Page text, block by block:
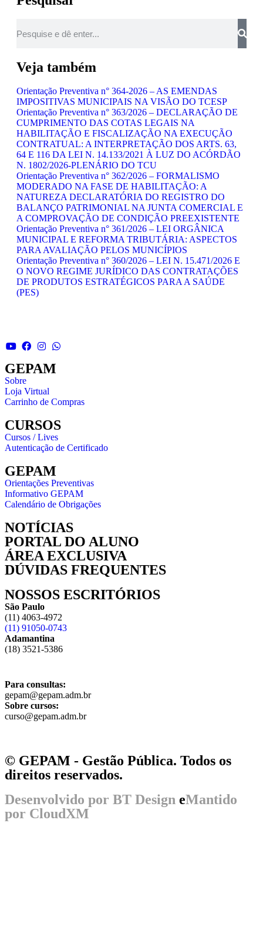
Veja também
Orientação Preventiva n° 364-2026 – AS EMENDAS
IMPOSITIVAS MUNICIPAIS NA VISÃO DO TCESP
Orientação Preventiva n° 363/2026 – DECLARAÇÃO DE
CUMPRIMENTO DAS COTAS LEGAIS NA
HABILITAÇÃO E FISCALIZAÇÃO NA EXECUÇÃO
CONTRATUAL: A INTERPRETAÇÃO DOS ARTS. 63,
64 E 116 DA LEI N. 14.133/2021 À LUZ DO ACÓRDÃO
N. 1802/2026-PLENÁRIO DO TCU
Orientação Preventiva n° 362/2026 – FORMALISMO
MODERADO NA FASE DE HABILITAÇÃO: A
NATUREZA DECLARATÓRIA DO REGISTRO DO
BALANÇO PATRIMONIAL NA JUNTA COMERCIAL E
A COMPROVAÇÃO DE CONDIÇÃO PREEXISTENTE
Orientação Preventiva n° 361/2026 – LEI ORGÂNICA
MUNICIPAL E REFORMA TRIBUTÁRIA: ASPECTOS
PARA AVALIAÇÃO PELOS MUNICÍPIOS
Orientação Preventiva n° 360/2026 – LEI N. 15.471/2026 E
O NOVO REGIME JURÍDICO DAS CONTRATAÇÕES
DE PRODUTOS ESTRATÉGICOS PARA A SAÚDE
(PES)
GEPAM
Sobre
Loja Virtual
Carrinho de Compras
CURSOS
Cursos / Lives
Autenticação de Certificado
GEPAM
Orientações Preventivas
Informativo GEPAM
Calendário de Obrigações
NOTÍCIAS
PORTAL DO ALUNO
ÁREA EXCLUSIVA
DÚVIDAS FREQUENTES
NOSSOS ESCRITÓRIOS
São Paulo
(11) 4063-4972
(11) 91050-0743
Adamantina
(18) 3521-5386
Para consultas:
gepam@gepam.adm.br
Sobre cursos:
curso@gepam.adm.br
© GEPAM - Gestão Pública. Todos os
direitos reservados.
Desenvolvido por BT Design eMantido
por CloudXM